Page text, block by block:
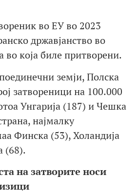
во ЕУ во 2023
државјанство во
во која биле притворени.
земји, Полска
затвореници на 100.000
Унгарија (187) и Чешка
најмалку
Финска (53), Холандија
(68).
на затворите носи